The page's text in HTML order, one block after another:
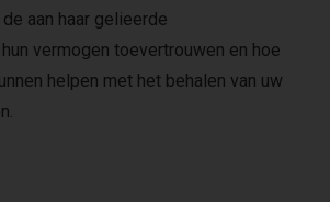
aan haar gelieerde
vermogen toevertrouwen en hoe
helpen met het behalen van uw